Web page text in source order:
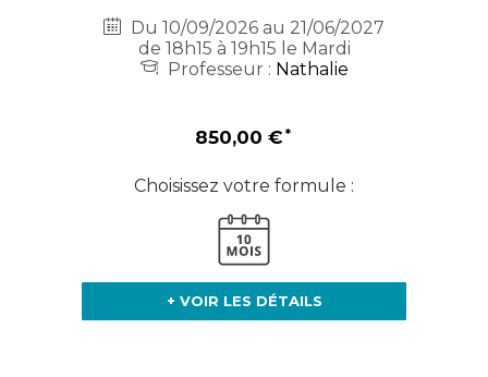
Du 10/09/2026 au 21/06/2027
de 18h15 à 19h15 le Mardi
Professeur : Nathalie
850,00 €
Choisissez votre formule :
+ VOIR LES DÉTAILS